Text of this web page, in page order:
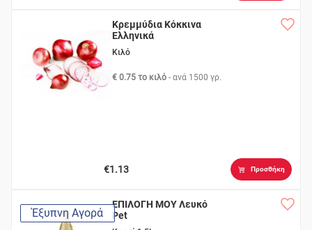
Κρεμμύδια Κόκκινα
Ελληνικά
Κιλό
€ 0.75 το κιλό - ανά 1500 γρ.
€1.13 Προσθήκη
Έξυπνη Αγορά
ΕΠΙΛΟΓΗ ΜΟΥ Λευκό
Pet